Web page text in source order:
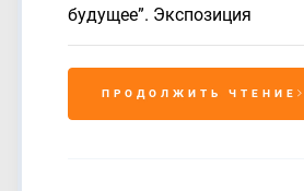
будущее”. Экспозиция
ПРОДОЛЖИТЬ ЧТЕНИЕ